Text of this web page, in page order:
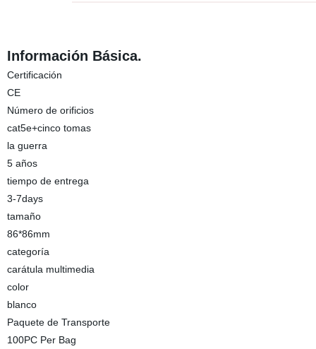
Información Básica.
Certificación
CE
Número de orificios
cat5e+cinco tomas
la guerra
5 años
tiempo de entrega
3-7days
tamaño
86*86mm
categoría
carátula multimedia
color
blanco
Paquete de Transporte
100PC Per Bag